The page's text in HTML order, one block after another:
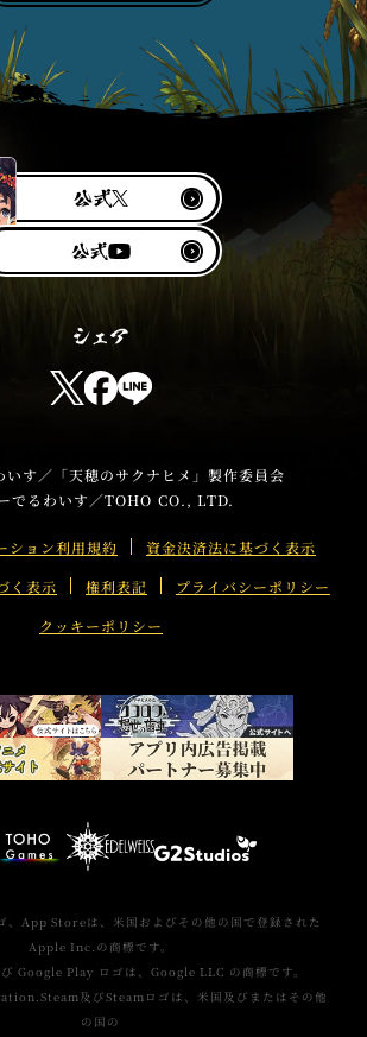
公
式
X
公
式
Y
o
T
u
b
T
t
t
r
s
h
e
F
e
b
o
k
s
r
e
L
E
s
h
r
e
す／「天穂のサクナヒメ」製作委員会
でるわいす／TOHO CO., LTD.
ション利用規約
資金決済法に基づく表示
く表示
権利表記
プライバシーポリシー
クッキーポリシー
App Storeは、米国およびその他の国で登録された
Apple Inc.の商標です。
Google Play ロゴは、Google LLC の商標です。
及びSteamロゴは、米国及びまたはその他
の国の